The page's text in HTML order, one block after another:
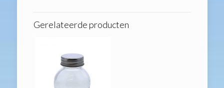
Gerelateerde producten